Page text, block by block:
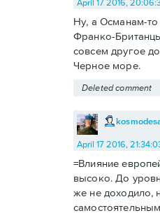
April 17 2016,
Ну, а Османам-
Франко-
совсем другое
Черное море.
Deleted comment
April 17 2016,
=Влияние
высоко. До
же не доходило,